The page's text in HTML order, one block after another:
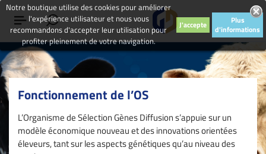
Fonctionnement de l’OS
L’Organisme de Sélection Gènes Diffusion s’appuie sur un
modèle économique nouveau et des innovations orientées
éleveurs, tant sur les aspects génétiques qu’au niveau des
Notre boutique utilise des cookies pour améliorer
l'expérience utilisateur et nous vous
recommandons d'accepter leur utilisation pour
profiter pleinement de votre navigation.
J'accepte
Plus
d'informations